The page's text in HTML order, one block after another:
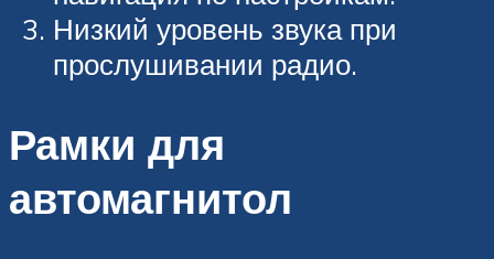
Низкий уровень звука при
прослушивании радио.
Рамки для
автомагнитол